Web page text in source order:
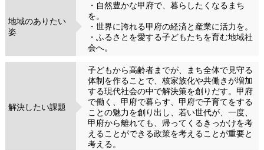
地域のありたい
姿
・自然豊かな甲府で、暮らしたくなるまち
を。
・世界に誇れる甲府の経済と産業に活力を。
・ふるさとを愛する子どもたちを育む地域社
会へ。
解決したい課題
子どもから高齢者までが、まち全体で見守る
体制を作ることで、核家族化や共働きが増加
する現代社会の中で解決策を創りだす。甲府
で働く、甲府で暮らす、甲府で子育てをする
ことの魅力を創り出し、若い世代が、一度、
甲府から離れても、帰ってくるきっかけを考
えることができる政策を考えることが重要と
考える。